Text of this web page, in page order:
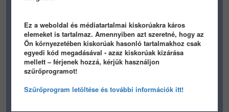
368 0
prinyo
TEXTS / 9 éve TEXTS/ 9 éve
Ez a weboldal és médiatartalmai kiskorúakra káros
elemeket is tartalmaz. Amennyiben azt szeretné, hogy az
Ön környezetében kiskorúak hasonló tartalmakhoz csak
egyedi kód megadásával - azaz kiskorúak kizárása
mellett – férjenek hozzá, kérjük használjon
szűrőprogramot!
Szűrőprogram letöltése és további információk itt!